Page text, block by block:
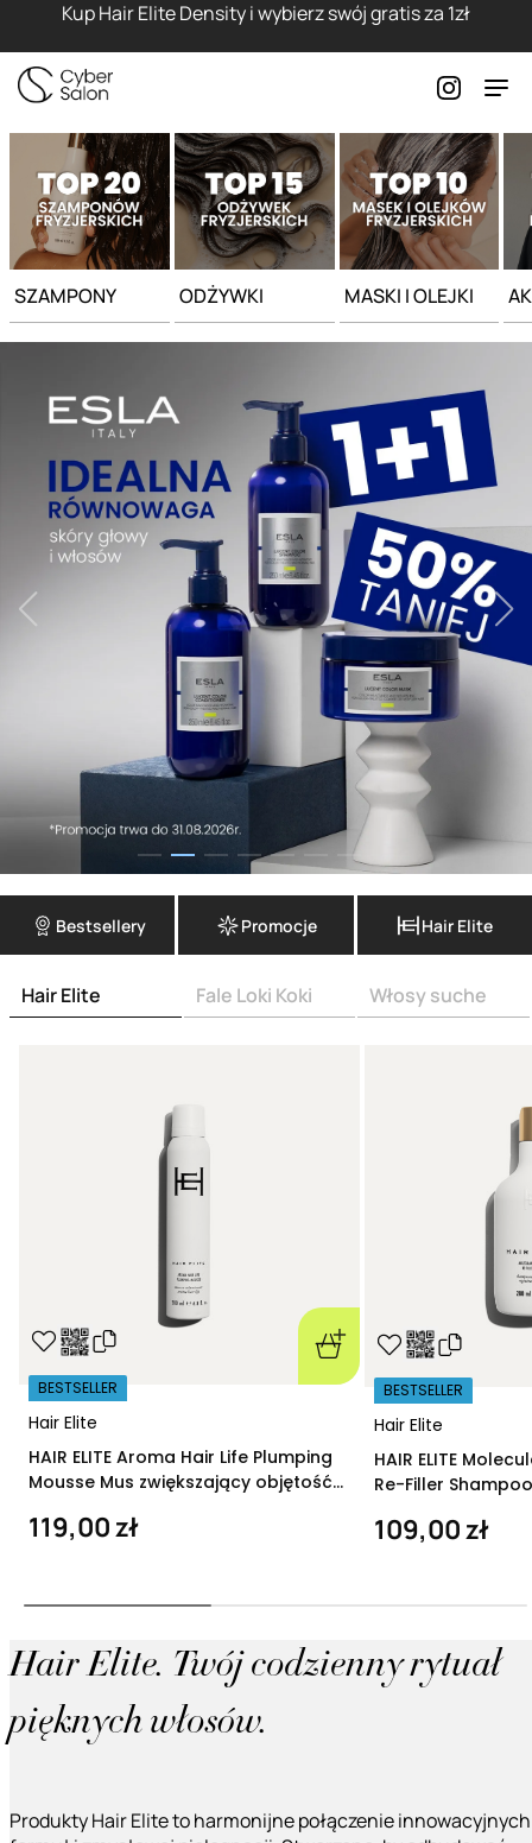
Kup Hair Elite Density i wybierz swój gratis za 1zł
SZAMPONY ODŻYWKI MASKI I OLEJKI
Bestsellery Promocje Hair Elite
Hair Elite Fale Loki Koki Włosy suche
Hair Elite
BESTSELLER
HAIR ELITE Aroma Hair Life Plumping
Mousse Mus zwiększający objętość
119,00 zł
Hair Elite
BESTSELLER
HAIR ELITE
Re-Filler
109,00 zł
Hair Elite. Twój codzienny rytuał
pięknych włosów.
Produkty Hair Elite to harmonijne połączenie innowacyjnych
Strona główna - Cyber Salon